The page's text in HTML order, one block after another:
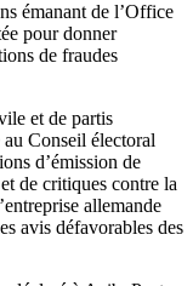
émanant de l’Office
pour donner
de fraudes
et de partis
Conseil électoral
d’émission de
de critiques contre la
allemande
avis défavorables des